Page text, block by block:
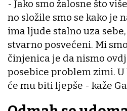
- Jako smo žalosne što
no složile smo se kako je
ima ljude stalno uza
stvarno posvećeni. Mi
činjenica je da nismo
posebice problem zimi.
će mu biti ljepše - kaže